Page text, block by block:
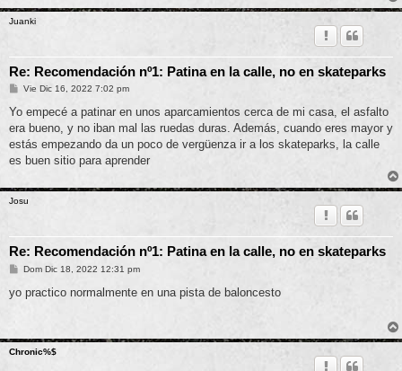
Juanki
Re: Recomendación nº1: Patina en la calle, no en skateparks
M
n
a
j
Vie Dic 16, 2022 7:02 pm
Yo empecé a patinar en unos aparcamientos cerca de mi casa, el asfalto
era bueno, y no iban mal las ruedas duras. Además, cuando eres mayor y
estás empezando da un poco de vergüenza ir a los skateparks, la calle
es buen sitio para aprender
Josu
Re: Recomendación nº1: Patina en la calle, no en skateparks
M
n
Dom Dic 18, 2022 12:31 pm
yo practico normalmente en una pista de baloncesto
Chronic%$